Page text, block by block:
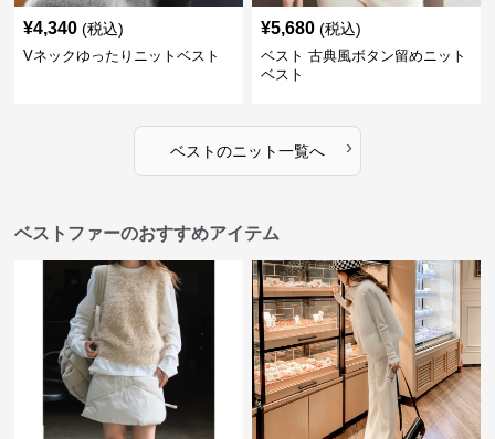
¥4,340 (税込)
Vネックゆったりニットベスト
¥5,680 (税込)
ベスト 古典風ボタン留めニット
ベスト
ベストのニット一覧へ ›
ベストファーのおすすめアイテム